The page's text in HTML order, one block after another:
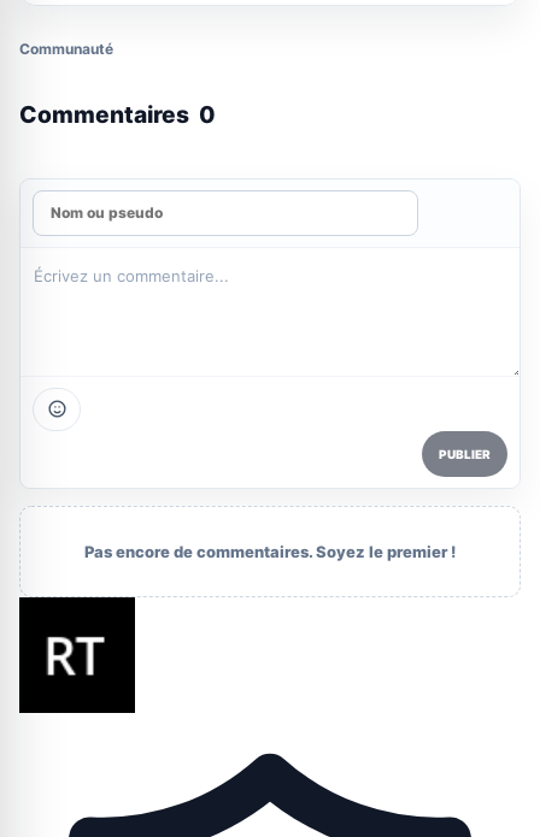
Communauté
Commentaires 0
PUBLIER
Pas encore de commentaires. Soyez le premier !